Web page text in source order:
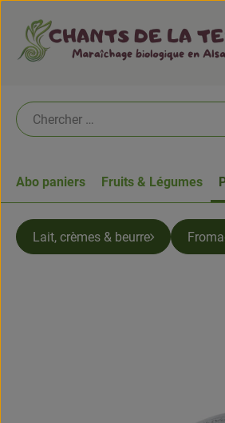
Abo paniers Fruits & Légumes
Lait, crèmes & beurre